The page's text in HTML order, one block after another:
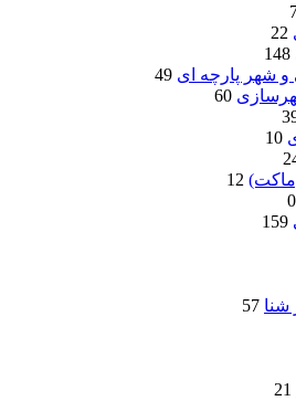
22
148
شهر پارچه ای 49
60
10
(ماکت) 12
0
159
شنا 57
21